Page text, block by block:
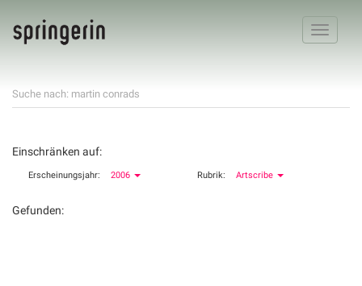
Toggle
Suche nach: martin conrads
Einschränken auf:
Erscheinungsjahr: 2006 Rubrik: Artscribe
Gefunden: